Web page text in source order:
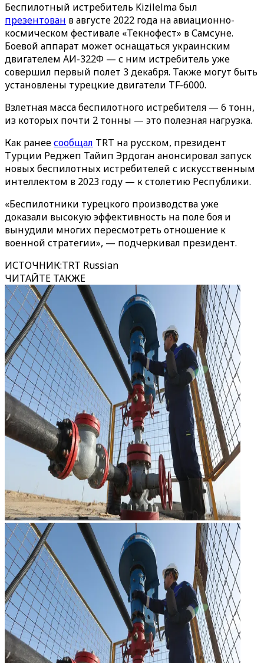
Беспилотный истребитель Kizilelma был
презентован в августе 2022 года на авиационно-
космическом фестивале «Текнофест» в Самсуне.
Боевой аппарат может оснащаться украинским
двигателем АИ-322Ф — с ним истребитель уже
совершил первый полет 3 декабря. Также могут быть
установлены турецкие двигатели TF-6000.
Взлетная масса беспилотного истребителя — 6 тонн,
из которых почти 2 тонны — это полезная нагрузка.
Как ранеесообщал TRT на русском, президент
Турции Реджеп Тайип Эрдоган анонсировал запуск
новых беспилотных истребителей с искусственным
интеллектом в 2023 году — к столетию Республики.
«Беспилотники турецкого производства уже
доказали высокую эффективность на поле боя и
вынудили многих пересмотреть отношение к
военной стратегии», — подчеркивал президент.
ИСТОЧНИК:TRT Russian
ЧИТАЙТЕ ТАКЖЕ